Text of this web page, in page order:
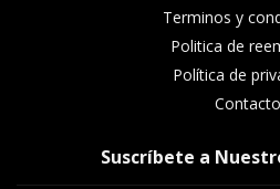
Terminos y
Politica de
Política de
Contacto
Suscríbete a